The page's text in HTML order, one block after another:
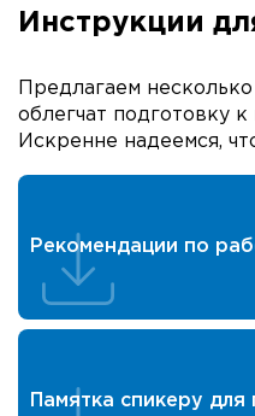
Инструкции
Предлагаем
облегчат подготовку
Искренне надеемся,
Рекомендации по
Памятка спикеру